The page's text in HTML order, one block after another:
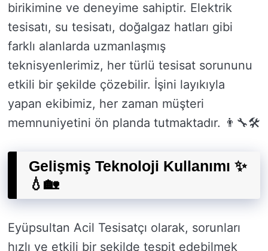
birikimine ve deneyime sahiptir. Elektrik
tesisatı, su tesisatı, doğalgaz hatları gibi
farklı alanlarda uzmanlaşmış
teknisyenlerimiz, her türlü tesisat sorununu
etkili bir şekilde çözebilir. İşini layıkıyla
yapan ekibimiz, her zaman müşteri
memnuniyetini ön planda tutmaktadır. 👨‍🔧🛠️
Gelişmiş Teknoloji Kullanımı ✨
💧🏡
Eyüpsultan Acil Tesisatçı olarak, sorunları
hızlı ve etkili bir şekilde tespit edebilmek